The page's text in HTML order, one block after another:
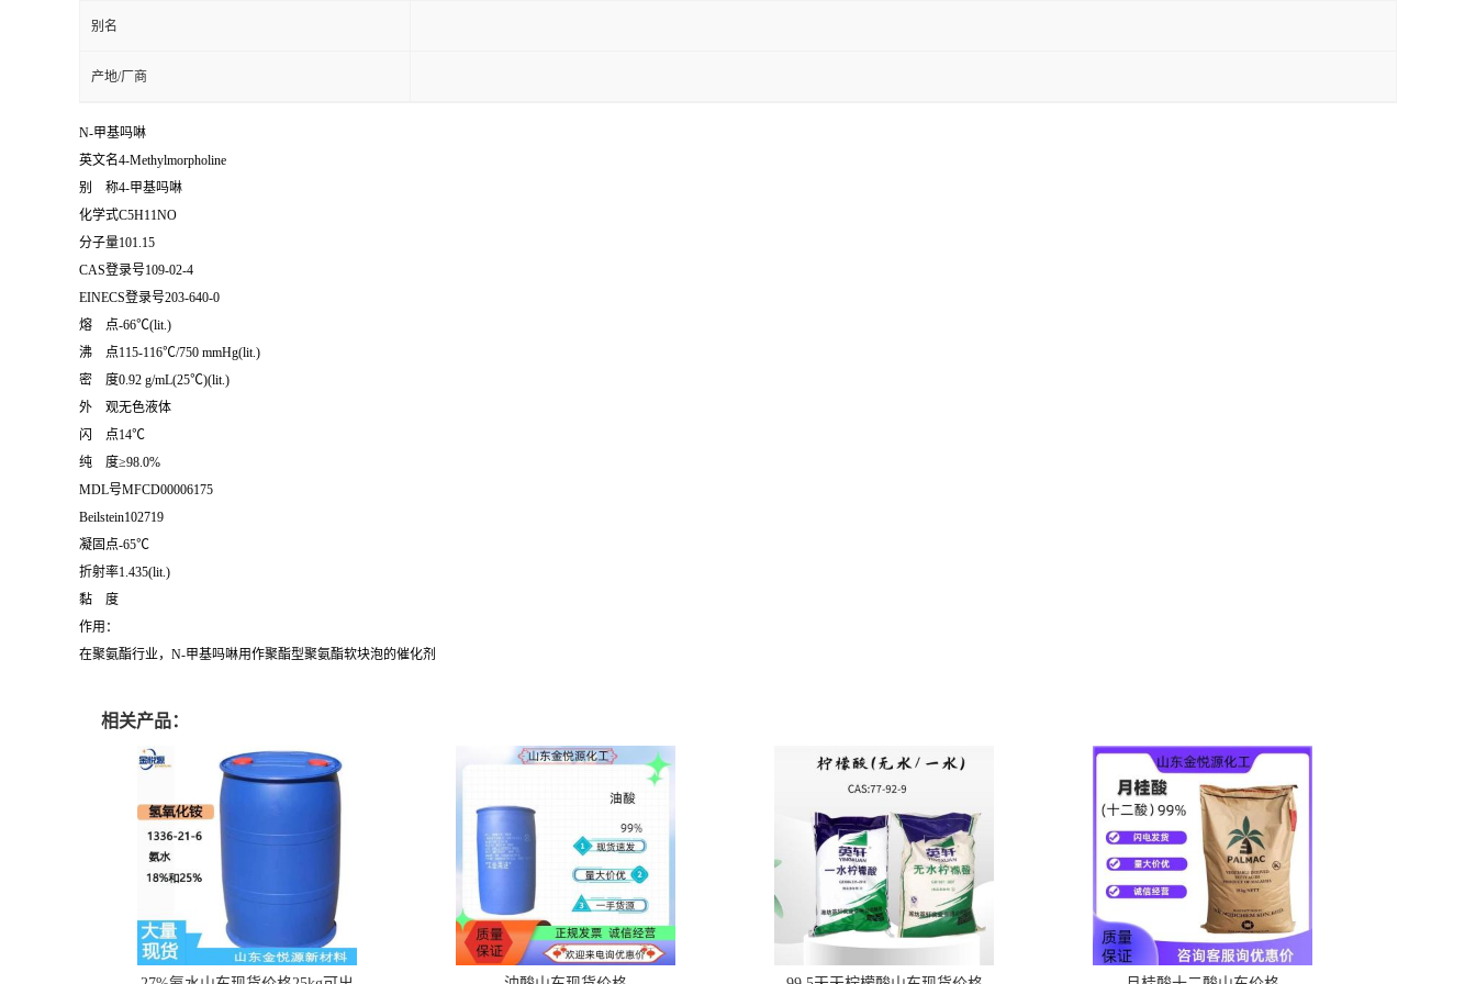
别名
产地/厂商
N-甲基吗啉
英文名4-Methylmorpholine
别 称4-甲基吗啉
化学式C5H11NO
分子量101.15
CAS登录号109-02-4
EINECS登录号203-640-0
熔 点-66℃(lit.)
沸 点115-116℃/750 mmHg(lit.)
密 度0.92 g/mL(25℃)(lit.)
外 观无色液体
闪 点14℃
纯 度≥98.0%
MDL号MFCD00006175
Beilstein102719
凝固点-65℃
折射率1.435(lit.)
黏 度
作用：
在聚氨酯行业，N-甲基吗啉用作聚酯型聚氨酯软块泡的催化剂
相关产品：